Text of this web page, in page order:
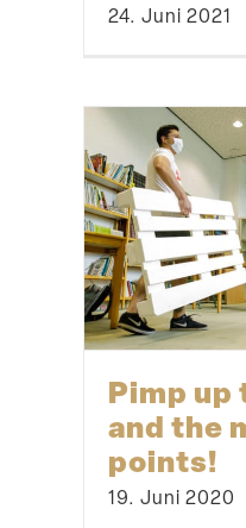
24. Juni 2021
Pimp
and the
points!
19. Juni 2020